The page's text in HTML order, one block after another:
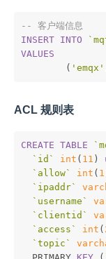
-- 客户端信息
INSERT INTO
VALUES
	(
'emqx'
ACL 规则表
CREATE TABLE
`id`
int ( 11 )
`allow`
int ( 1
`ipaddr`
`username`
`clientid`
`access`
int (
`topic`